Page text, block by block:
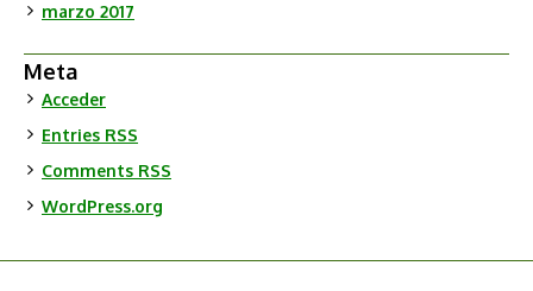
marzo 2017
Meta
Acceder
Entries RSS
Comments RSS
WordPress.org